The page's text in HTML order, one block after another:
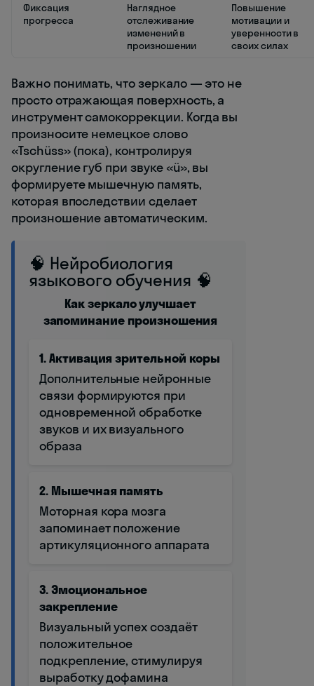
Фиксация
прогресса
Наглядное
отслеживание
изменений в
произношении
Повышение
мотивации и
уверенности в
своих силах
Важно понимать, что зеркало — это не
просто отражающая поверхность, а
инструмент самокоррекции. Когда вы
произносите немецкое слово
«Tschüss» (пока), контролируя
округление губ при звуке «ü», вы
формируете мышечную память,
которая впоследствии сделает
произношение автоматическим.
🧠 Нейробиология
языкового обучения 🧠
Как зеркало улучшает
запоминание произношения
1. Активация зрительной коры
Дополнительные нейронные
связи формируются при
одновременной обработке
звуков и их визуального
образа
2. Мышечная память
Моторная кора мозга
запоминает положение
артикуляционного аппарата
3. Эмоциональное
закрепление
Визуальный успех создаёт
положительное
подкрепление, стимулируя
выработку дофамина